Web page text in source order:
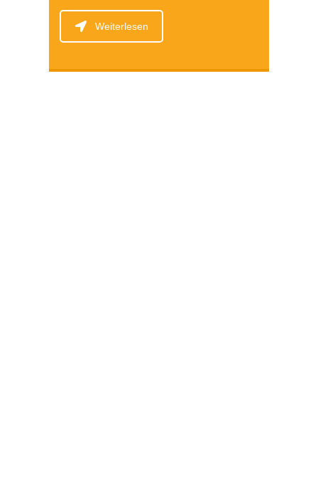
Weiterlesen